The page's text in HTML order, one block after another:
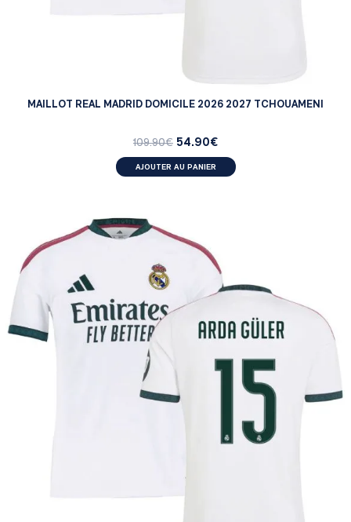
MAILLOT REAL MADRID DOMICILE 2026 2027 TCHOUAMENI
109.90€ 54.90€
AJOUTER AU PANIER